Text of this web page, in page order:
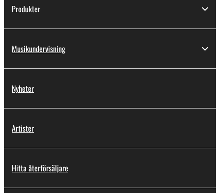
Produkter
Musikundervisning
Nyheter
Artister
Hitta återförsäljare